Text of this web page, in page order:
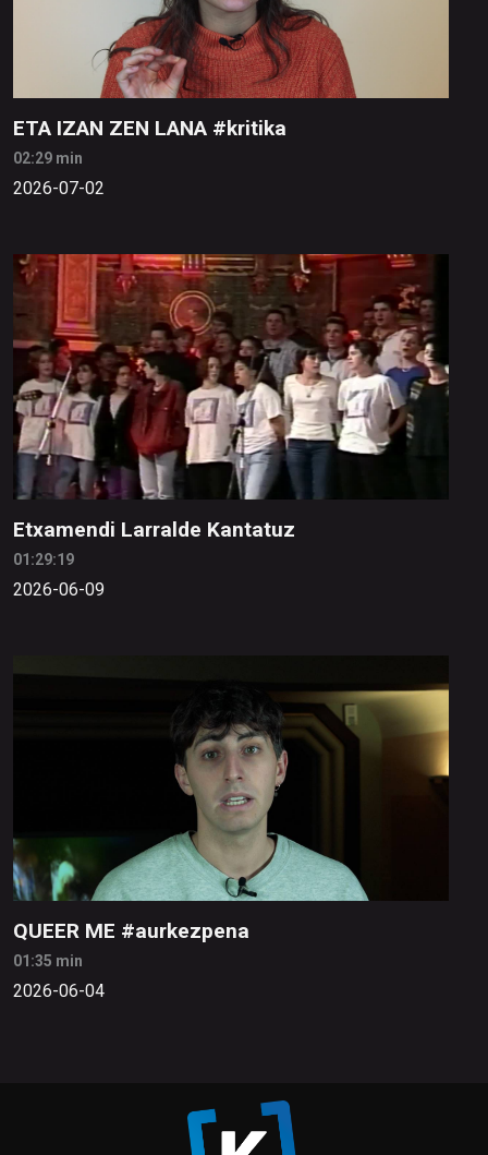
ETA IZAN ZEN LANA #kritika
02:29 min
2026-07-02
Etxamendi Larralde Kantatuz
01:29:19
2026-06-09
QUEER ME #aurkezpena
01:35 min
2026-06-04